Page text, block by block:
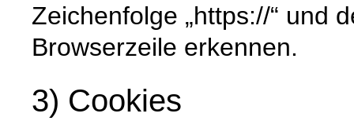
Zeichenfolge „https://“ und
Browserzeile erkennen.
3) Cookies